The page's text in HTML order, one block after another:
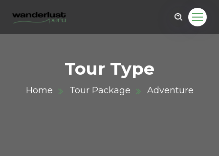
Tour Type
Home Tour Package Adventure